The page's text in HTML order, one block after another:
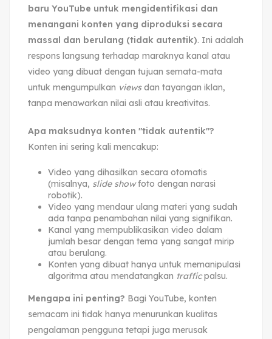
baru YouTube untuk mengidentifikasi dan
menangani konten yang diproduksi secara
massal dan berulang (tidak autentik). Ini adalah
respons langsung terhadap maraknya kanal atau
video yang dibuat dengan tujuan semata-mata
untuk mengumpulkan viewsdan tayangan iklan,
tanpa menawarkan nilai asli atau kreativitas.
Apa maksudnya konten "tidak autentik"?
Konten ini sering kali mencakup:
Video yang dihasilkan secara otomatis
(misalnya, slide showfoto dengan narasi
robotik).
Video yang mendaur ulang materi yang sudah
ada tanpa penambahan nilai yang signifikan.
Kanal yang mempublikasikan video dalam
jumlah besar dengan tema yang sangat mirip
atau berulang.
Konten yang dibuat hanya untuk memanipulasi
algoritma atau mendatangkan trafficpalsu.
Mengapa ini penting? Bagi YouTube, konten
semacam ini tidak hanya menurunkan kualitas
pengalaman pengguna tetapi juga merusak